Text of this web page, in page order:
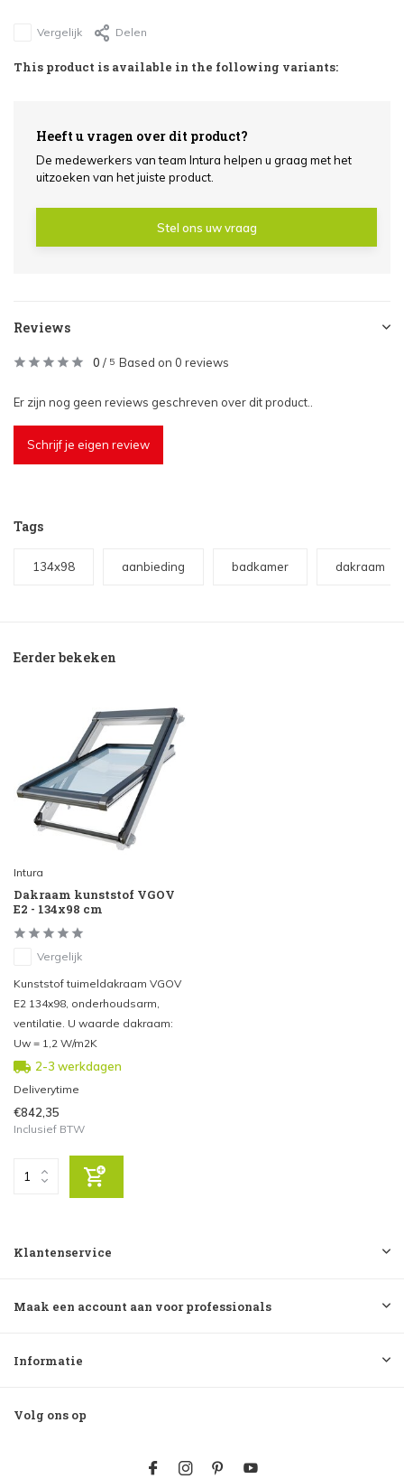
Vergelijk Delen
This product is available in the following variants:
Heeft u vragen over dit product?
De medewerkers van team Intura helpen u graag met het
uitzoeken van het juiste product.
Stel ons uw vraag
Reviews
0 / 5 Based on 0 reviews
Er zijn nog geen reviews geschreven over dit product..
Schrijf je eigen review
Tags
134x98 aanbieding badkamer dakraam
Eerder bekeken
Intura
Dakraam kunststof VGOV
E2 - 134x98 cm
Vergelijk
Kunststof tuimeldakraam VGOV
E2 134x98, onderhoudsarm,
ventilatie. U waarde dakraam:
Uw = 1,2 W/m2K
2-3 werkdagen
Deliverytime
€842,35
Inclusief BTW
Klantenservice
Maak een account aan voor professionals
Informatie
Volg ons op